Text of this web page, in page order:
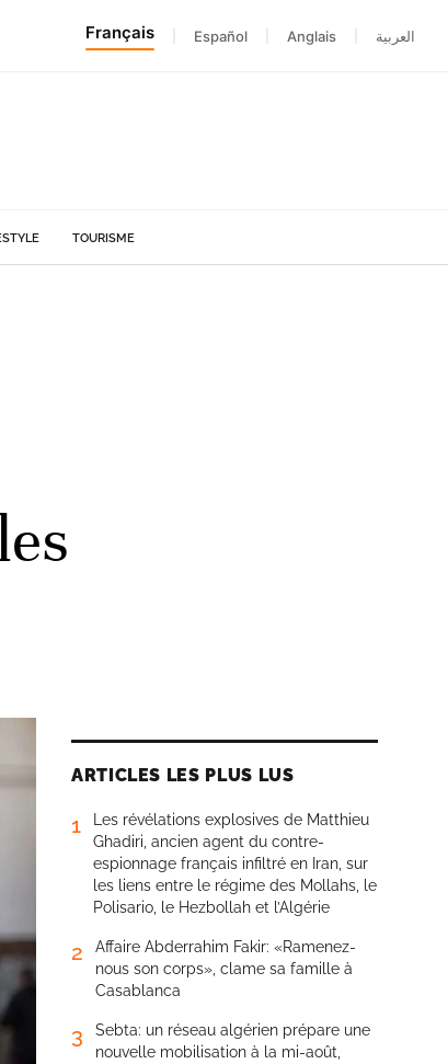
Français Español Anglais العربية
TOURISME
ARTICLES LES PLUS LUS
1
Les révélations explosives de Matthieu
Ghadiri, ancien agent du contre-
espionnage français infiltré en Iran, sur
les liens entre le régime des Mollahs, le
Polisario, le Hezbollah et l’Algérie
2
Affaire Abderrahim Fakir: «Ramenez-
nous son corps», clame sa famille à
Casablanca
3
Sebta: un réseau algérien prépare une
nouvelle mobilisation à la mi-août,